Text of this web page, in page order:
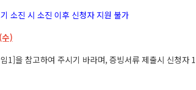
소진 시 소진 이후 신청자 지원 불가
)
1]을 참고하여 주시기 바라며, 증빙서류 제출시 신청자